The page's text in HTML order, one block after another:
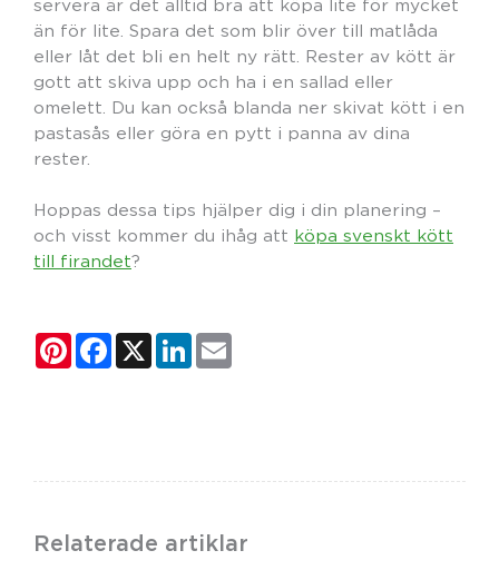
servera är det alltid bra att köpa lite för mycket
än för lite. Spara det som blir över till matlåda
eller låt det bli en helt ny rätt. Rester av kött är
gott att skiva upp och ha i en sallad eller
omelett. Du kan också blanda ner skivat kött i en
pastasås eller göra en pytt i panna av dina
rester.
Hoppas dessa tips hjälper dig i din planering –
och visst kommer du ihåg att köpa svenskt kött
till firandet?
PinterestFacebook
X LinkedIn
Relaterade artiklar